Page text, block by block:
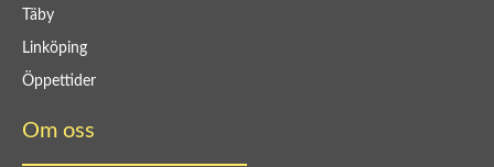
Täby
Linköping
Öppettider
Om oss